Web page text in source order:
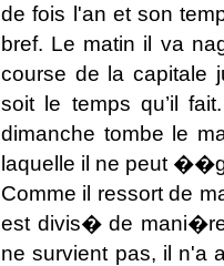
de fois l'an et son
bref. Le matin il va
course de la capitale
soit le temps qu’il
dimanche tombe le
laquelle il ne peut
Comme il ressort de
est divis� de
ne survient pas, il n'a